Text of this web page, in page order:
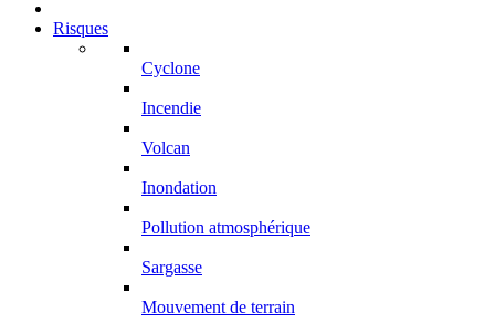
Risques
Cyclone
Incendie
Volcan
Inondation
Pollution atmosphérique
Sargasse
Mouvement de terrain